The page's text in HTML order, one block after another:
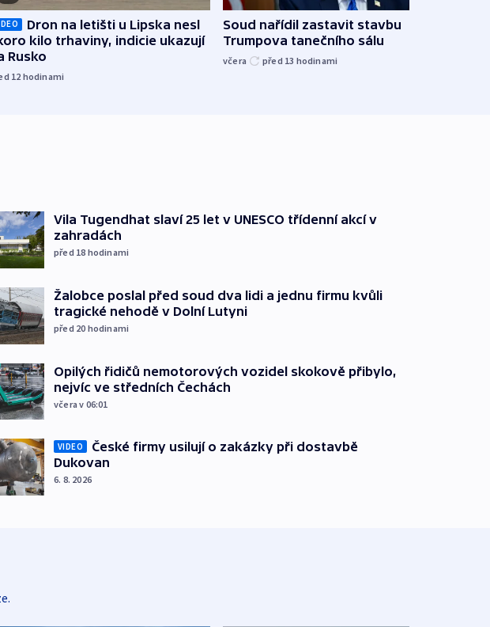
Dron na letišti u Lipska nesl
kilo trhaviny, indicie ukazují
Rusko
12 hodinami
Soud nařídil zastavit stavbu
Trumpova tanečního sálu
včera před 13 hodinami
Vila Tugendhat slaví 25 let v UNESCO třídenní akcí v
zahradách
před 18 hodinami
Žalobce poslal před soud dva lidi a jednu firmu kvůli
tragické nehodě v Dolní Lutyni
před 20 hodinami
Opilých řidičů nemotorových vozidel skokově přibylo,
nejvíc ve středních Čechách
včera v 06:01
VIDEO
České firmy usilují o zakázky při dostavbě
Dukovan
6. 8. 2026